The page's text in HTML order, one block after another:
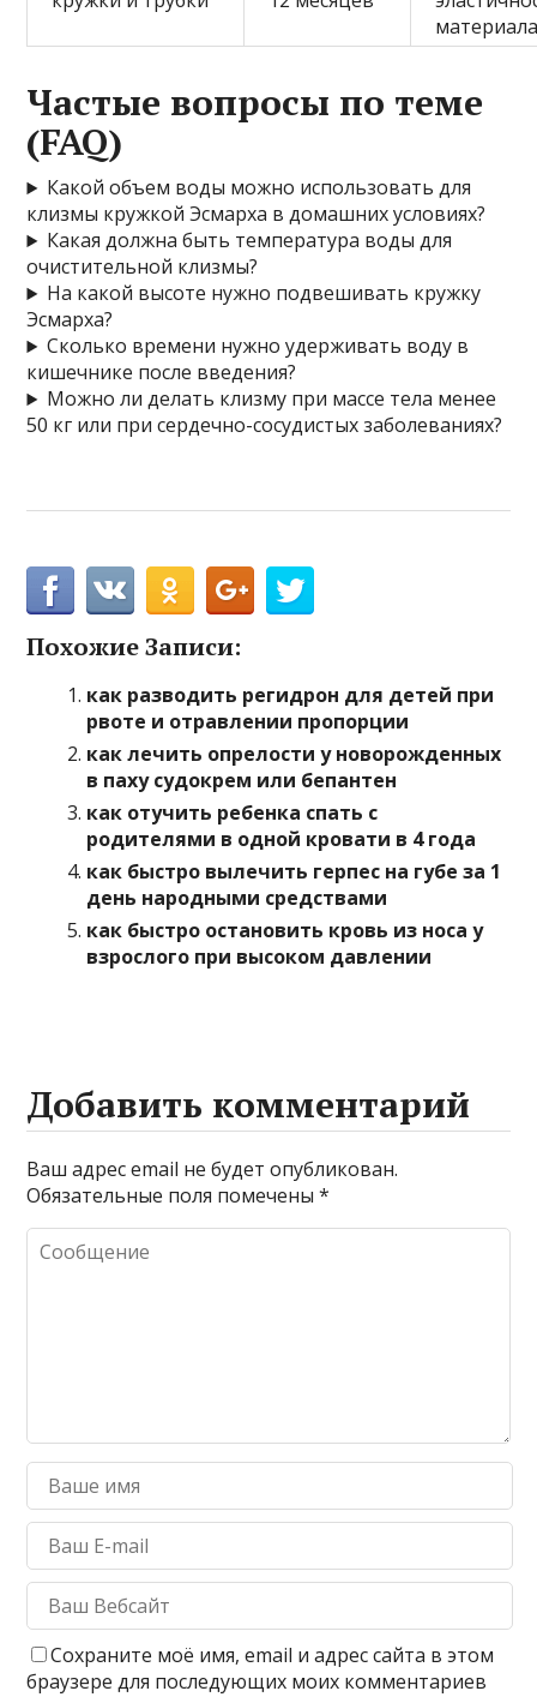
Частые вопросы по теме
(FAQ)
Какой объем воды можно использовать для
клизмы кружкой Эсмарха в домашних условиях?
Какая должна быть температура воды для
очистительной клизмы?
На какой высоте нужно подвешивать кружку
Эсмарха?
Сколько времени нужно удерживать воду в
кишечнике после введения?
Можно ли делать клизму при массе тела менее
50 кг или при сердечно-сосудистых заболеваниях?
Похожие Записи:
как разводить регидрон для детей при
рвоте и отравлении пропорции
как лечить опрелости у новорожденных
в паху судокрем или бепантен
как отучить ребенка спать с
родителями в одной кровати в 4 года
как быстро вылечить герпес на губе за 1
день народными средствами
как быстро остановить кровь из носа у
взрослого при высоком давлении
Добавить комментарий
Ваш адрес email не будет опубликован.
Обязательные поля помечены*
Сохраните моё имя, email и адрес сайта в этом
браузере для последующих моих комментариев